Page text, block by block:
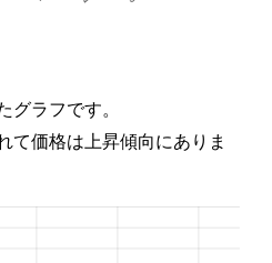
ラフです。
て価格は上昇傾向にありま